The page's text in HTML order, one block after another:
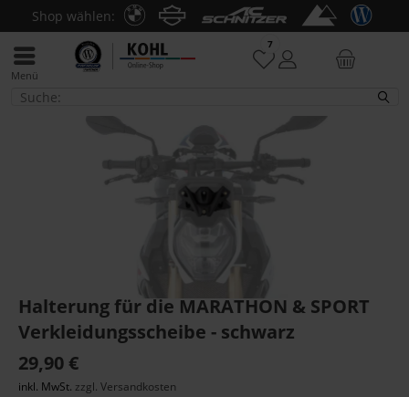
Shop wählen:
7
Menü
S 1000 R
Halterung für die MARATHON & SPORT
Verkleidungsscheibe - schwarz
29,90 €
inkl. MwSt. zzgl. Versandkosten